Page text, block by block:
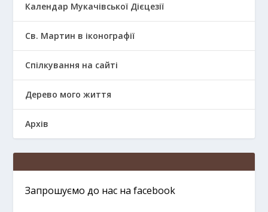
Календар Мукачівської Дієцезії
Св. Мартин в іконографії
Спілкування на сайті
Дерево мого життя
Архів
Запрошуємо до нас на facebook